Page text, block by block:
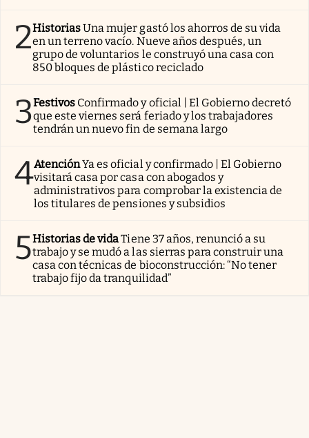
2HistoriasUna mujer gastó los ahorros de su vida
en un terreno vacío. Nueve años después, un
grupo de voluntarios le construyó una casa con
850 bloques de plástico reciclado
3Festivos Confirmado y oficial | El Gobierno decretó
que este viernes será feriado y los trabajadores
tendrán un nuevo fin de semana largo
4AtenciónYa es oficial y confirmado | El Gobierno
visitará casa por casa con abogados y
administrativos para comprobar la existencia de
los titulares de pensiones y subsidios
5Historias de vidaTiene 37 años, renunció a su
trabajo y se mudó a las sierras para construir una
casa con técnicas de bioconstrucción: “No tener
trabajo fijo da tranquilidad”